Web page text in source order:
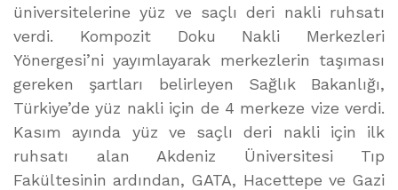
üniversitelerine yüz ve saçlı deri nakli ruhsatı
verdi. Kompozit Doku Nakli Merkezleri
Yönergesi’ni yayımlayarak merkezlerin taşıması
gereken şartları belirleyen Sağlık Bakanlığı,
Türkiye’de yüz nakli için de 4 merkeze vize verdi.
Kasım ayında yüz ve saçlı deri nakli için ilk
ruhsatı alan Akdeniz Üniversitesi Tıp
Fakültesinin ardından, GATA, Hacettepe ve Gazi